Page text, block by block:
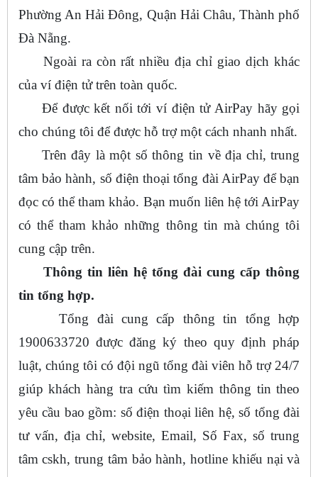
Phường An Hải Đông, Quận Hải Châu, Thành phố
Đà Nẵng.
Ngoài ra còn rất nhiều địa chỉ giao dịch khác
của ví điện tử trên toàn quốc.
Để được kết nối tới ví điện tử AirPay hãy gọi
cho chúng tôi để được hỗ trợ một cách nhanh nhất.
Trên đây là một số thông tin về địa chỉ, trung
tâm bảo hành, số điện thoại tổng đài AirPay để bạn
đọc có thể tham khảo. Bạn muốn liên hệ tới AirPay
có thể tham khảo những thông tin mà chúng tôi
cung cập trên.
Thông tin liên hệ tổng đài cung cấp thông
tin tổng hợp.
Tổng đài cung cấp thông tin tổng hợp
1900633720 được đăng ký theo quy định pháp
luật, chúng tôi có đội ngũ tổng đài viên hỗ trợ 24/7
giúp khách hàng tra cứu tìm kiếm thông tin theo
yêu cầu bao gồm: số điện thoại liên hệ, số tổng đài
tư vấn, địa chỉ, website, Email, Số Fax, số trung
tâm cskh, trung tâm bảo hành, hotline khiếu nại và